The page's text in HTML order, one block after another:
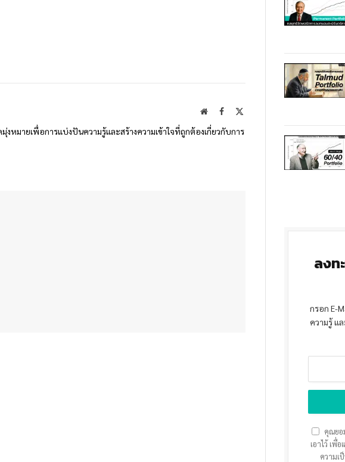
WebsiteFacebook
งหมายเพื่อการแบ่งปันความรู้และสร้างความเข้าใจที่ถูกต้องเกี่ยวกับการ
ลงท
กรอก E-
ความรู้ แ
คุณยอ
เอาไว้ เพื่
ความเ